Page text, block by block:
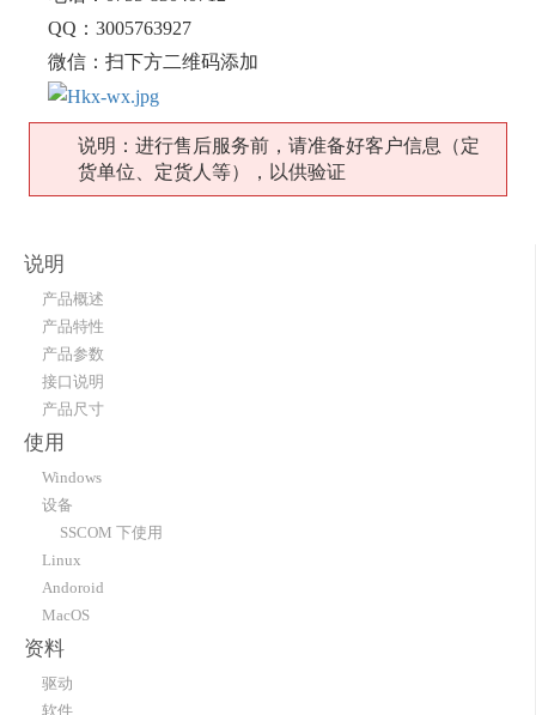
QQ：3005763927
微信：扫下方二维码添加
说明：进行售后服务前，请准备好客户信息（定
货单位、定货人等），以供验证
说明
产品概述
产品特性
产品参数
接口说明
产品尺寸
使用
Windows
设备
SSCOM 下使用
Linux
Andoroid
MacOS
资料
驱动
软件